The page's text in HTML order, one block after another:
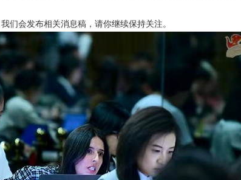
们会发布相关消息稿，请你继续保持关注。